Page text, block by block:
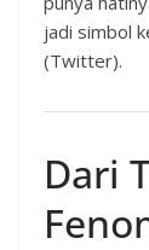
jadi simbol
(Twitter).
Dari